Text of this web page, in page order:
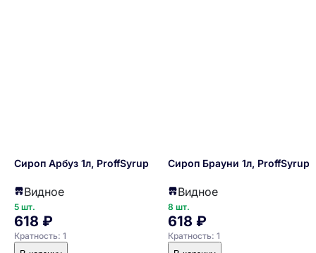
Сироп Арбуз 1л, ProffSyrup
Видное
5 шт.
618 ₽
Кратность: 1
Сироп Брауни 1л, ProffSyrup
Видное
8 шт.
618 ₽
Кратность: 1